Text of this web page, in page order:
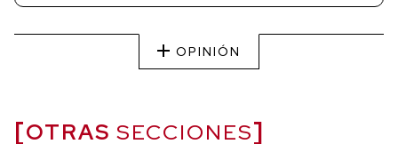
OPINIÓN
OTRAS SECCIONES